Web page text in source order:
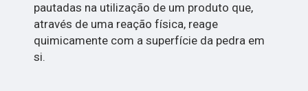
pautadas na utilização de um produto que,
através de uma reação física, reage
quimicamente com a superfície da pedra em
si.